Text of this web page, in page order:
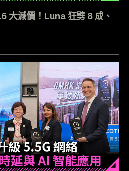
大減價！Luna 狂劈 8 成、